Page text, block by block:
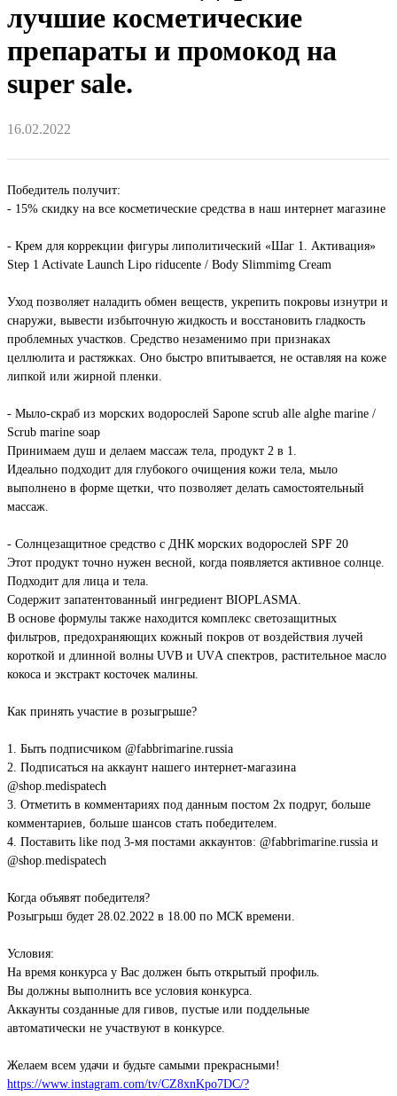
лучшие косметические
препараты и промокод на
super sale.
16.02.2022
Победитель получит:
- 15% скидку на все косметические средства в наш интернет магазине
- Крем для коррекции фигуры липолитический «Шаг 1. Активация»
Step 1 Activate Launch Lipo riducente / Body Slimmimg Cream
Уход позволяет наладить обмен веществ, укрепить покровы изнутри и
снаружи, вывести избыточную жидкость и восстановить гладкость
проблемных участков. Средство незаменимо при признаках
целлюлита и растяжках. Оно быстро впитывается, не оставляя на коже
липкой или жирной пленки.
- Мыло-скраб из морских водорослей Sapone scrub alle alghe marine /
Scrub marine soap
Принимаем душ и делаем массаж тела, продукт 2 в 1.
Идеально подходит для глубокого очищения кожи тела, мыло
выполнено в форме щетки, что позволяет делать самостоятельный
массаж.
- Солнцезащитное средство с ДНК морских водорослей SPF 20
Этот продукт точно нужен весной, когда появляется активное солнце.
Подходит для лица и тела.
Содержит запатентованный ингредиент BIOPLASMA.
В основе формулы также находится комплекс светозащитных
фильтров, предохраняющих кожный покров от воздействия лучей
короткой и длинной волны UVB и UVА спектров, растительное масло
кокоса и экстракт косточек малины.
Как принять участие в розыгрыше?
1. Быть подписчиком @fabbrimarine.russia
2. Подписаться на аккаунт нашего интернет-магазина
@shop.medispatech
3. Отметить в комментариях под данным постом 2х подруг, больше
комментариев, больше шансов стать победителем.
4. Поставить like под 3-мя постами аккаунтов: @fabbrimarine.russia и
@shop.medispatech
Когда объявят победителя?
Розыгрыш будет 28.02.2022 в 18.00 по МСК времени.
Условия:
На время конкурса у Вас должен быть открытый профиль.
Вы должны выполнить все условия конкурса.
Аккаунты созданные для гивов, пустые или поддельные
автоматически не участвуют в конкурсе.
Желаем всем удачи и будьте самыми прекрасными!
https://www.instagram.com/tv/CZ8xnKpo7DC/?